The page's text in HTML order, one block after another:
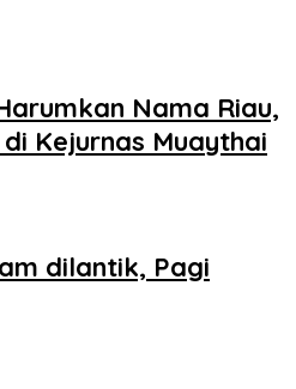
Nama Riau,
Kejurnas Muaythai
dilantik, Pagi